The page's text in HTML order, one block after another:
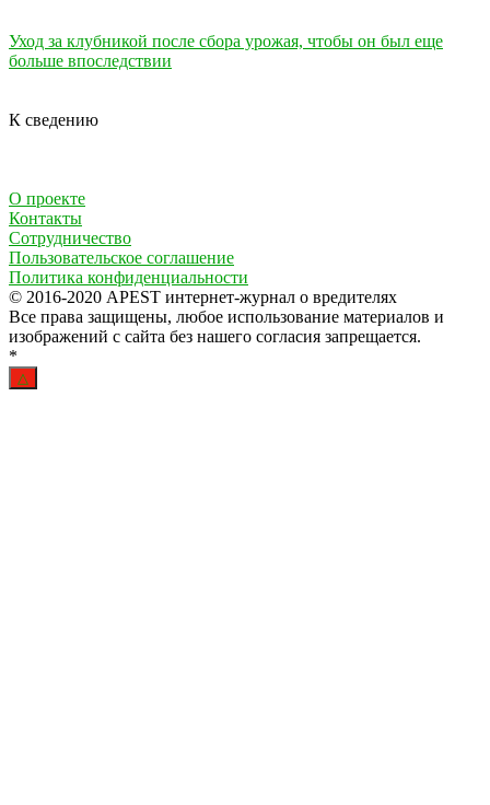
Уход за клубникой после сбора урожая, чтобы он был еще
больше впоследствии
К сведению
О проекте
Контакты
Сотрудничество
Пользовательское соглашение
Политика конфиденциальности
© 2016-2020 APEST интернет-журнал о вредителях
Все права защищены, любое использование материалов и
изображений с сайта без нашего согласия запрещается.
*